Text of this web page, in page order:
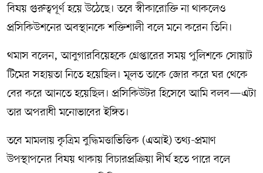
বিষয় গুরুত্বপূর্ণ হয়ে উঠেছে। তবে স্বীকারোক্তি না থাকলেও
প্রসিকিউশনের অবস্থানকে শক্তিশালী বলে মনে করেন তিনি।
থমাস বলেন, আবুগারবিয়েহকে গ্রেপ্তারের সময় পুলিশকে সোয়াট
টিমের সহায়তা নিতে হয়েছিল। মূলত তাকে জোর করে ঘর থেকে
বের করে আনতে হয়েছিল। প্রসিকিউটর হিসেবে আমি বলব—এটা
তার অপরাধী মনোভাবের ইঙ্গিত।
তবে মামলায় কৃত্রিম বুদ্ধিমত্তাভিত্তিক (এআই) তথ্য-প্রমাণ
উপস্থাপনের বিষয় থাকায় বিচারপ্রক্রিয়া দীর্ঘ হতে পারে বলে